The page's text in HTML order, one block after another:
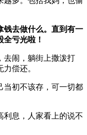
钱去做什么。直到有一
亏光啦！
去闹，躺街上撒泼打
偿还。
当初不该存，可一切都
利息，人家看上的说不